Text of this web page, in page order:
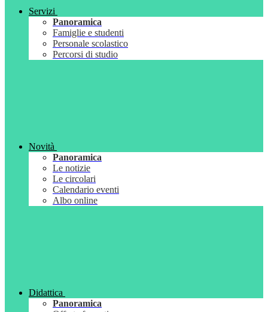
Servizi
Panoramica
Famiglie e studenti
Personale scolastico
Percorsi di studio
Novità
Panoramica
Le notizie
Le circolari
Calendario eventi
Albo online
Didattica
Panoramica